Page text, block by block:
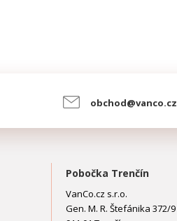
obchod@vanco.cz
Pobočka Trenčín
VanCo.cz s.r.o.
Gen. M. R. Štefánika 372/9